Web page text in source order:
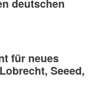
deutschen
für neues
Seeed,